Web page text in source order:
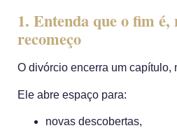
1. Entenda que o fim é,
recomeço
O divórcio encerra um capítulo,
Ele abre espaço para:
novas descobertas,